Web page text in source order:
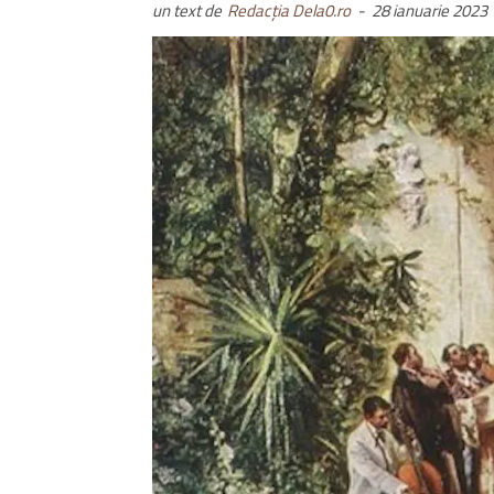
un text de Redacția Dela0.ro - 28 ianuarie 2023